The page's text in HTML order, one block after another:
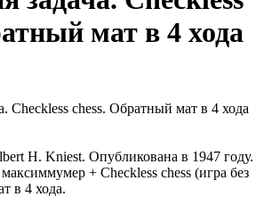
мат в 4 хода
H. Kniest. Опубликована в 1947 году.
+ Checkless chess (игра без
в 4 хода.